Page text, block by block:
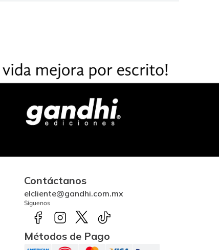
Contáctanos
elcliente@gandhi.com.mx
Síguenos
Métodos de Pago